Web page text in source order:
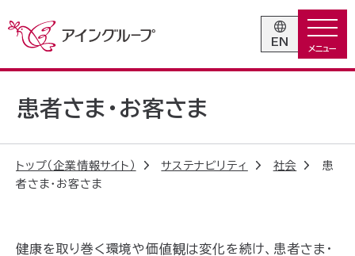
EN
患者さま・お客さま
トップ（企業情報サイト） サステナビリティ 社会
患
者さま・お客さま
健康を取り巻く環境や価値観は変化を続け、患者さま・